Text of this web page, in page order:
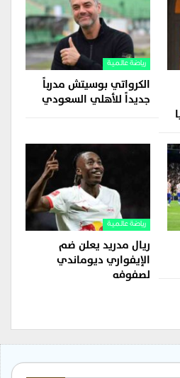
رياضة عالمية
الكرواتي بوسيتش مدرباً
جديداً للأهلي السعودي
رياضة عالمية
ريال مدريد يعلن ضم
الإيفواري ديوماندي
لصفوفه